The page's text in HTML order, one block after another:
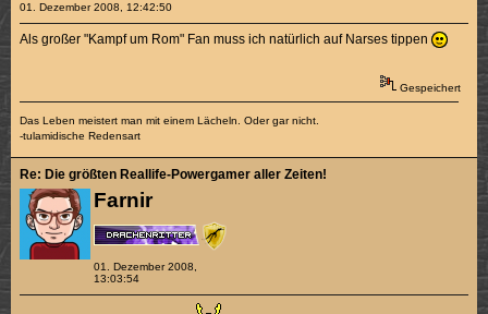
01. Dezember 2008, 12:42:50
Als großer "Kampf um Rom" Fan muss ich natürlich auf Narses tippen
Gespeichert
Das Leben meistert man mit einem Lächeln. Oder gar nicht.
-tulamidische Redensart
Farnir
01. Dezember 2008,
13:03:54
Re: Die größten Reallife-Powergamer aller Zeiten!